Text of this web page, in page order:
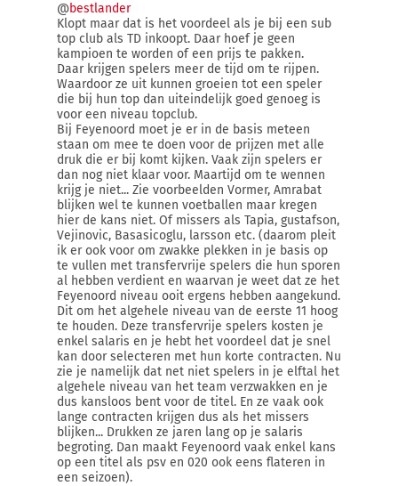
@bestlander
Klopt maar dat is het voordeel als je bij een sub
top club als TD inkoopt. Daar hoef je geen
kampioen te worden of een prijs te pakken.
Daar krijgen spelers meer de tijd om te rijpen.
Waardoor ze uit kunnen groeien tot een speler
die bij hun top dan uiteindelijk goed genoeg is
voor een niveau topclub.
Bij Feyenoord moet je er in de basis meteen
staan om mee te doen voor de prijzen met alle
druk die er bij komt kijken. Vaak zijn spelers er
dan nog niet klaar voor. Maartijd om te wennen
krijg je niet... Zie voorbeelden Vormer, Amrabat
blijken wel te kunnen voetballen maar kregen
hier de kans niet. Of missers als Tapia, gustafson,
Vejinovic, Basasicoglu, larsson etc. (daarom pleit
ik er ook voor om zwakke plekken in je basis op
te vullen met transfervrije spelers die hun sporen
al hebben verdient en waarvan je weet dat ze het
Feyenoord niveau ooit ergens hebben aangekund.
Dit om het algehele niveau van de eerste 11 hoog
te houden. Deze transfervrije spelers kosten je
enkel salaris en je hebt het voordeel dat je snel
kan door selecteren met hun korte contracten. Nu
zie je namelijk dat net niet spelers in je elftal het
algehele niveau van het team verzwakken en je
dus kansloos bent voor de titel. En ze vaak ook
lange contracten krijgen dus als het missers
blijken... Drukken ze jaren lang op je salaris
begroting. Dan maakt Feyenoord vaak enkel kans
op een titel als psv en 020 ook eens flateren in
een seizoen).